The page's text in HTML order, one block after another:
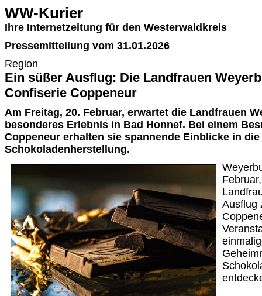
WW-Kurier
Ihre Internetzeitung für den Westerwaldkreis
Pressemitteilung vom 31.01.2026
Region
Ein süßer Ausflug: Die Landfrauen
Confiserie Coppeneur
Am Freitag, 20. Februar, erwartet die Landfrauen
besonderes Erlebnis in Bad Honnef. Bei einem
Coppeneur erhalten sie spannende Einblicke in
Schokoladenherstellung.
Ausflug